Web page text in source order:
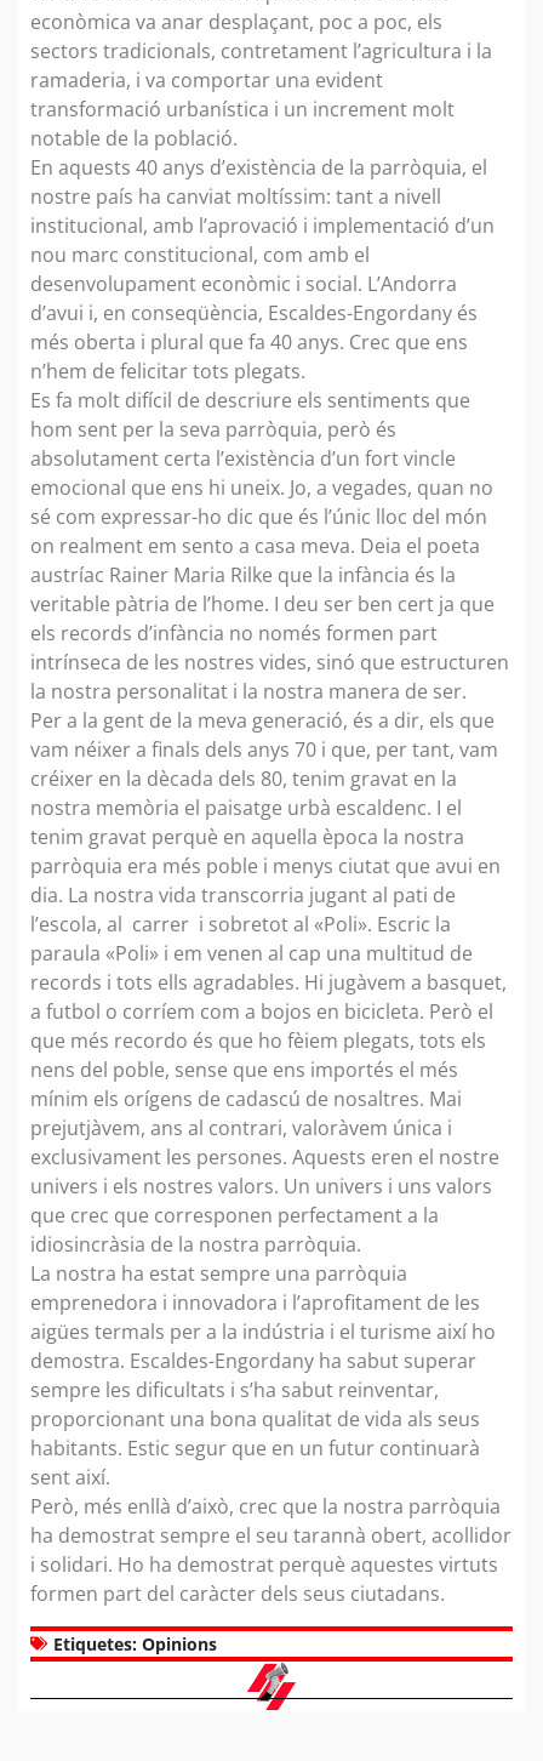
econòmica va anar desplaçant, poc a poc, els
sectors tradicionals, contretament l’agricultura i la
ramaderia, i va comportar una evident
transformació urbanística i un increment molt
notable de la població.
En aquests 40 anys d’existència de la parròquia, el
nostre país ha canviat moltíssim: tant a nivell
institucional, amb l’aprovació i implementació d’un
nou marc constitucional, com amb el
desenvolupament econòmic i social. L’Andorra
d’avui i, en conseqüència, Escaldes-Engordany és
més oberta i plural que fa 40 anys. Crec que ens
n’hem de felicitar tots plegats.
Es fa molt difícil de descriure els sentiments que
hom sent per la seva parròquia, però és
absolutament certa l’existència d’un fort vincle
emocional que ens hi uneix. Jo, a vegades, quan no
sé com expressar-ho dic que és l’únic lloc del món
on realment em sento a casa meva. Deia el poeta
austríac Rainer Maria Rilke que la infància és la
veritable pàtria de l’home. I deu ser ben cert ja que
els records d’infància no només formen part
intrínseca de les nostres vides, sinó que estructuren
la nostra personalitat i la nostra manera de ser.
Per a la gent de la meva generació, és a dir, els que
vam néixer a finals dels anys 70 i que, per tant, vam
créixer en la dècada dels 80, tenim gravat en la
nostra memòria el paisatge urbà escaldenc. I el
tenim gravat perquè en aquella època la nostra
parròquia era més poble i menys ciutat que avui en
dia. La nostra vida transcorria jugant al pati de
l’escola, al carrer i sobretot al «Poli». Escric la
paraula «Poli» i em venen al cap una multitud de
records i tots ells agradables. Hi jugàvem a basquet,
a futbol o corríem com a bojos en bicicleta. Però el
que més recordo és que ho fèiem plegats, tots els
nens del poble, sense que ens importés el més
mínim els orígens de cadascú de nosaltres. Mai
prejutjàvem, ans al contrari, valoràvem única i
exclusivament les persones. Aquests eren el nostre
univers i els nostres valors. Un univers i uns valors
que crec que corresponen perfectament a la
idiosincràsia de la nostra parròquia.
La nostra ha estat sempre una parròquia
emprenedora i innovadora i l’aprofitament de les
aigües termals per a la indústria i el turisme així ho
demostra. Escaldes-Engordany ha sabut superar
sempre les dificultats i s’ha sabut reinventar,
proporcionant una bona qualitat de vida als seus
habitants. Estic segur que en un futur continuarà
sent així.
Però, més enllà d’això, crec que la nostra parròquia
ha demostrat sempre el seu tarannà obert, acollidor
i solidari. Ho ha demostrat perquè aquestes virtuts
formen part del caràcter dels seus ciutadans.
Etiquetes: Opinions